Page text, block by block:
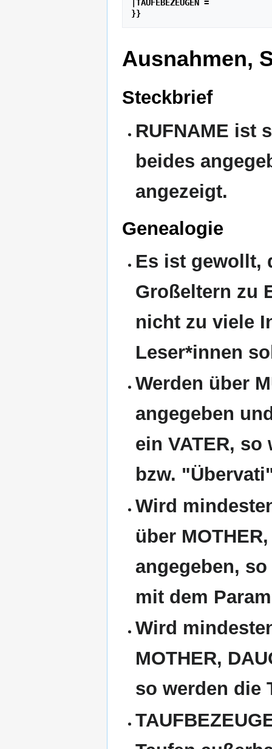
|TAUFEBEZEUGEN =
Ausnahmen,
Steckbrief
RUFNAME ist
beides
angezeigt.
Genealogie
Es ist gewollt,
Großeltern zu
nicht zu viele
Leser*innen
Werden über
angegeben
ein VATER,
bzw.
Wird
über
angegeben,
mit dem
Wird
MOTHER,
so werden die